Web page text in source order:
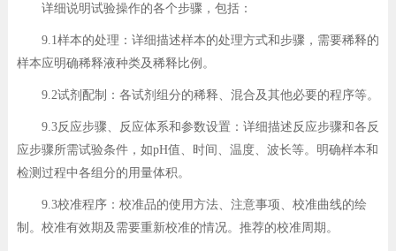
详细说明试验操作的各个步骤，包括：
9.1样本的处理：详细描述样本的处理方式和步骤，需要稀释的
样本应明确稀释液种类及稀释比例。
9.2试剂配制：各试剂组分的稀释、混合及其他必要的程序等。
9.3反应步骤、反应体系和参数设置：详细描述反应步骤和各反
应步骤所需试验条件，如pH值、时间、温度、波长等。明确样本和
检测过程中各组分的用量体积。
9.3校准程序：校准品的使用方法、注意事项、校准曲线的绘
制。校准有效期及需要重新校准的情况。推荐的校准周期。